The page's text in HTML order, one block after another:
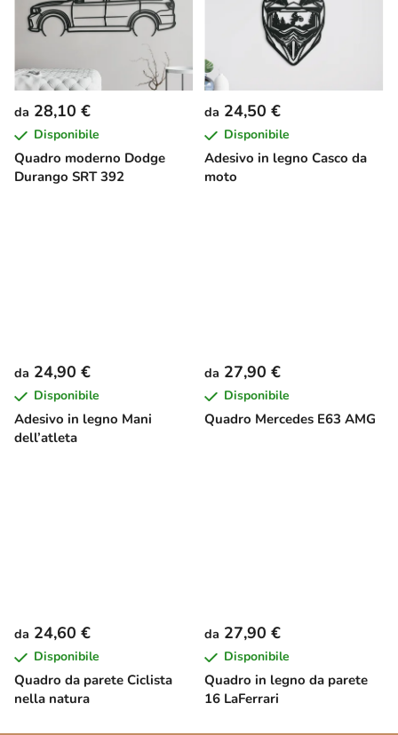
Quadro moderno Dodge
Durango SRT 392
da 28,10 €
Disponibile
Adesivo in legno Casco da
moto
da 24,50 €
Disponibile
Adesivo in legno Mani
dell’atleta
da 24,90 €
Disponibile
Quadro Mercedes E63 AMG
da 27,90 €
Disponibile
Quadro da parete Ciclista
nella natura
da 24,60 €
Disponibile
Quadro in legno da parete
16 LaFerrari
da 27,90 €
Disponibile